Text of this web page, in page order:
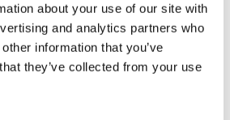
about your use of our site with
and analytics partners who
information that you’ve
they’ve collected from your use